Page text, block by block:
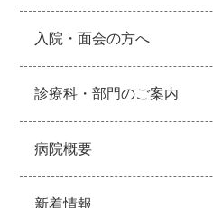
入院・面会の方へ
診療科・部門のご案内
病院概要
新着情報